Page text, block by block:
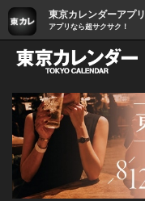
東京カレンダーアプリ
アプリなら超サクサク！